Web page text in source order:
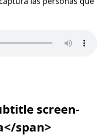
screen-
span>